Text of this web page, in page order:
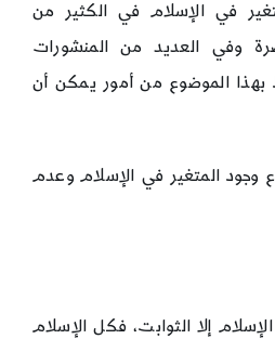
في الإسلام في الكثير من
وفي العديد من المنشورات
بهذا الموضوع من أمور يمكن أن
المتغير في الإسلام وعدم
إلا الثوابت، فكل الإسلام